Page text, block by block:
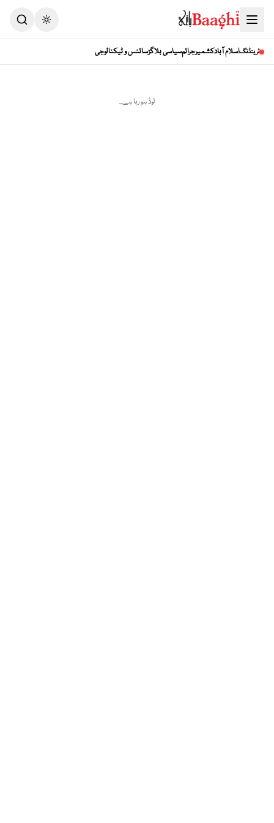
Toggle theme
ٹرینڈنگاسلام آبادکشمیرجرائمسیاسی بلاگزسائنس و ٹیکنالوجی
لوڈ ہو رہا ہے...